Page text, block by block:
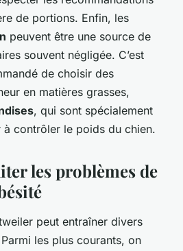
de portions. Enfin, les
peuvent être une source de
souvent négligée. C’est
de choisir des
en matières grasses,
, qui sont spécialement
contrôler le poids du chien.
les problèmes de
peut entraîner divers
les plus courants, on